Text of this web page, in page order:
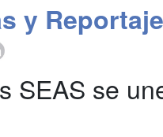
y
SEAS se